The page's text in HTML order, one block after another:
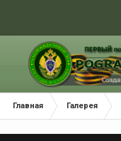
Главная Галерея